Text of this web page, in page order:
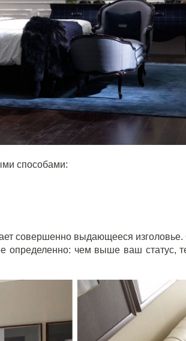
способами:
совершенно выдающееся
определенно: чем выше ваш статус,